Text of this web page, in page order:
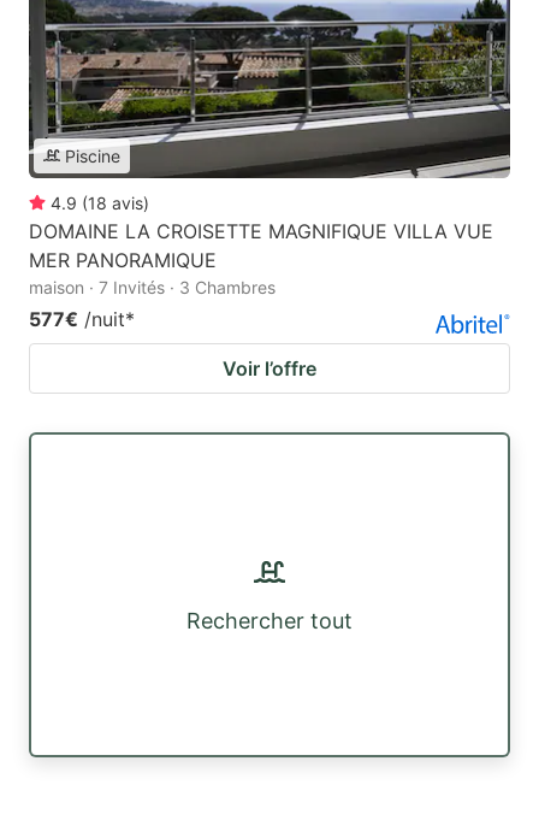
Piscine
4.9 (18 avis)
DOMAINE LA CROISETTE MAGNIFIQUE VILLA VUE
MER PANORAMIQUE
maison · 7 Invités · 3 Chambres
577€ /nuit*
Voir l’offre
Rechercher tout